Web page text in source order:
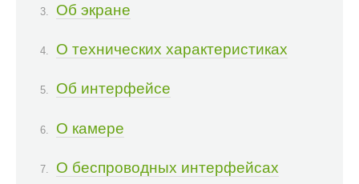
Об экране
О технических характеристиках
Об интерфейсе
О камере
О беспроводных интерфейсах